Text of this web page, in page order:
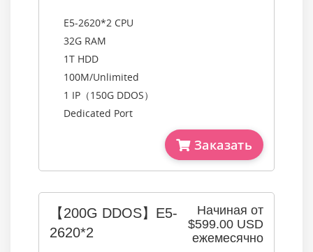
E5-2620*2 CPU
32G RAM
1T HDD
100M/Unlimited
1 IP（150G DDOS）
Dedicated Port
Заказать
Начиная от
$599.00 USD
ежемесячно
【200G DDOS】E5-
2620*2